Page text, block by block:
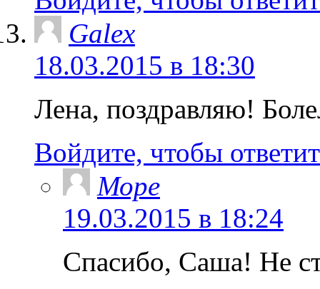
Galex
18.03.2015 в 18:30
Лена, поздравляю!
Войдите, чтобы
Море
19.03.2015 в 18:24
Спасибо, Саша! Не